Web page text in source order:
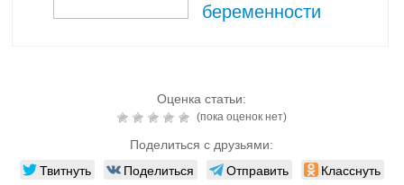
беременности
Оценка статьи:
(пока оценок нет)
Поделиться с друзьями:
Твитнуть Поделиться Отправить Класснуть